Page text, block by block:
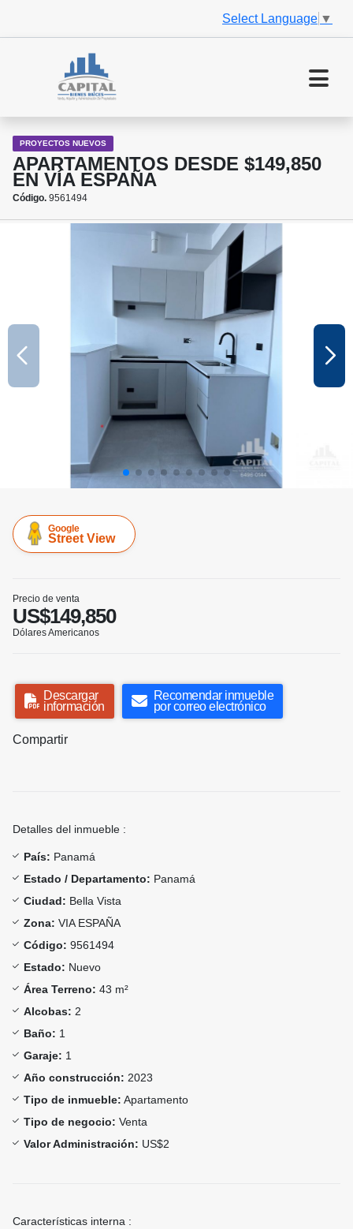
Select Language ▼
PROYECTOS NUEVOS
APARTAMENTOS DESDE $149,850
EN VÍA ESPAÑA
Código. 9561494
Google
Street View
Precio de venta
US$149,850
Dólares Americanos
Descargar
información
Recomendar inmueble
por correo electrónico
Compartir
Detalles del inmueble :
País: Panamá
Estado / Departamento: Panamá
Ciudad: Bella Vista
Zona: VIA ESPAÑA
Código: 9561494
Estado: Nuevo
Área Terreno: 43 m²
Alcobas: 2
Baño: 1
Garaje: 1
Año construcción: 2023
Tipo de inmueble: Apartamento
Tipo de negocio: Venta
Valor Administración: US$2
Características interna :